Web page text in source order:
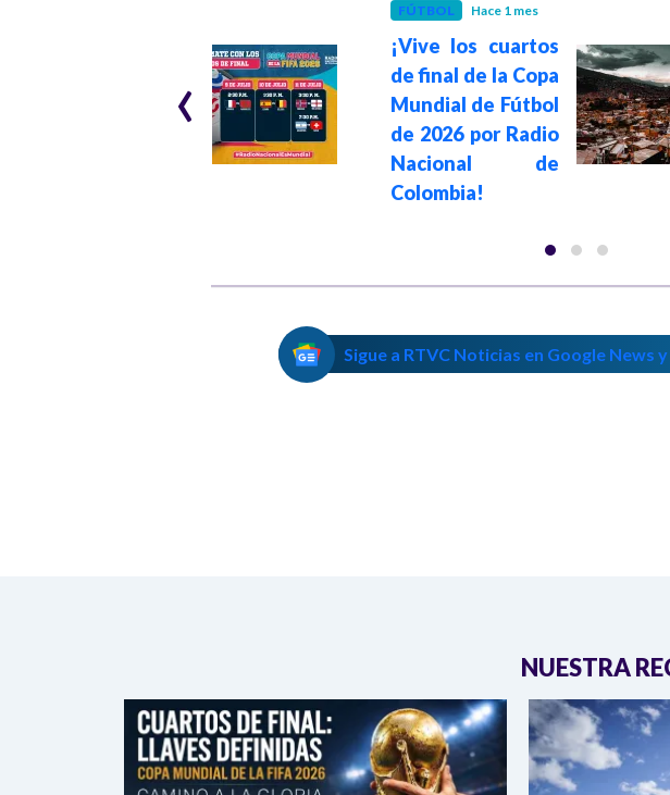
Múnich: un
FÚTBOL Hace 1 mes
¡Vive los cuartos
de final de la Copa
Mundial de Fútbol
de 2026 por Radio
Nacional de
Colombia!
‹
Sigue a RTVC Noticias en Google News
NUESTRA